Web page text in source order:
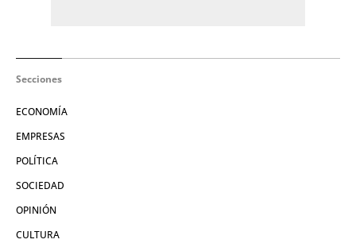
Secciones
ECONOMÍA
EMPRESAS
POLÍTICA
SOCIEDAD
OPINIÓN
CULTURA